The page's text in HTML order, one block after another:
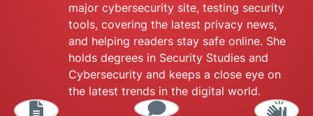
major cybersecurity site, testing security
tools, covering the latest privacy news,
and helping readers stay safe online. She
holds degrees in Security Studies and
Cybersecurity and keeps a close eye on
the latest trends in the digital world.